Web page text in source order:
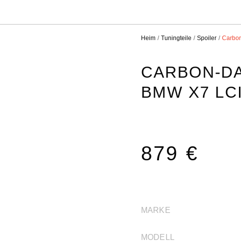
Heim Tuningteile Spoiler
CARBON-
BMW X7 LCI
879 €
MARKE
MODELL